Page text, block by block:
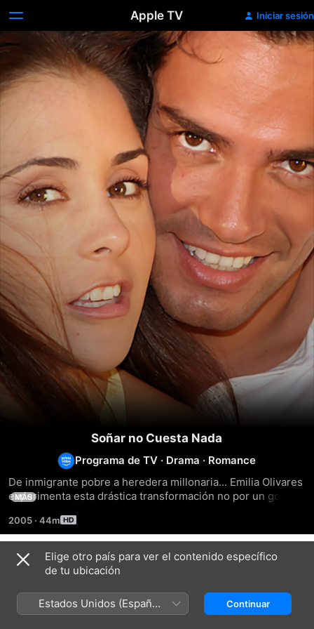
Apple TV Iniciar sesión
Soñar no Cuesta Nada
Programa de TV · Drama · Romance
De inmigrante pobre a heredera millonaria... Emilia Olivares
experimenta esta drástica transformación no por un golpe
de un maquiavélico plan que la atrapa en una maraña de
mentiras. Y así, lo que fue simplemente un sueño de una
chica humilde se convierte en una pesadilla que cambia su
vida para siempre.
MÁS
2005 · 44m
Temporada 1
Elige otro país para ver el contenido específico
de tu ubicación
Estados Unidos (Español
México)
Continuar